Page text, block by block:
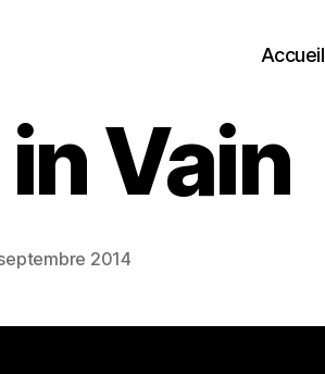
Accueil
Vain
2014